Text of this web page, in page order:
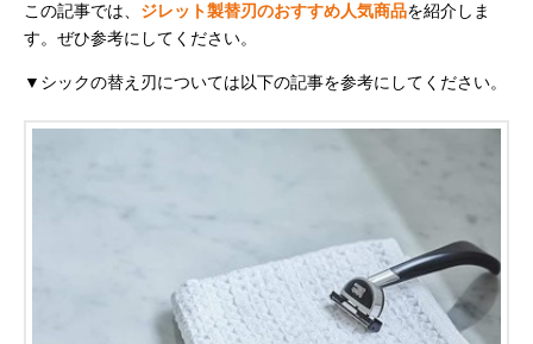
この記事では、 ジレット製替刃のおすすめ人気商品を紹介しま
す。ぜひ参考にしてください。
▼シックの替え刃については以下の記事を参考にしてください。